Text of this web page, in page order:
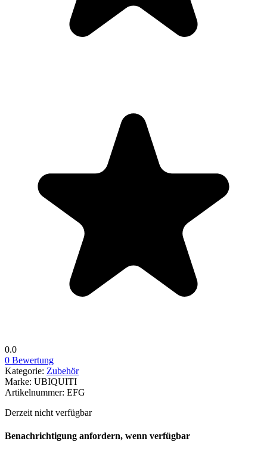
0.0
0 Bewertung
Kategorie: Zubehör
Marke: UBIQUITI
Artikelnummer: EFG
Derzeit nicht verfügbar
Benachrichtigung anfordern, wenn verfügbar